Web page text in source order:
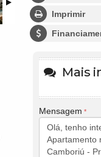
Imprimir
Mais
Mensagem